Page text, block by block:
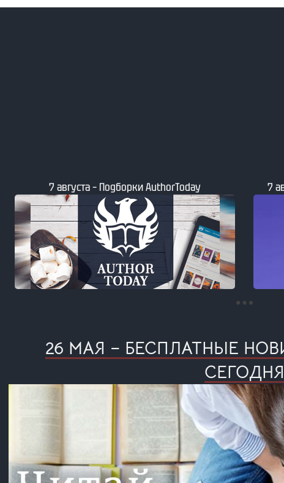
7 августа – Свежие книги от сайта Литсовет
26 МАЯ – БЕСПЛАТНЫЕ
СЕГОДНЯ